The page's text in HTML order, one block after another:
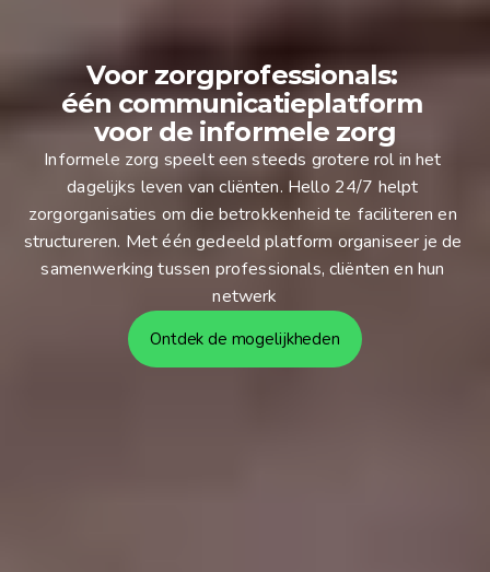
Voor zorgprofessionals:
één communicatieplatform
voor de informele zorg
Informele zorg speelt een steeds grotere rol in het
dagelijks leven van cliënten. Hello 24/7 helpt
zorgorganisaties om die betrokkenheid te faciliteren en
structureren. Met één gedeeld platform organiseer je de
samenwerking tussen professionals, cliënten en hun
netwerk
Ontdek de mogelijkheden